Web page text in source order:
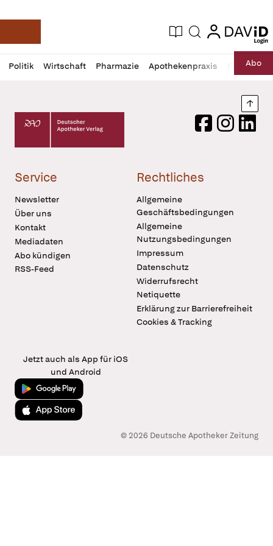
Deutsche Apotheker Zeitung
Aktuelle Ausgabe
Suche login
login
Politik Wirtschaft Pharmazie Apothekenpraxis RechtAbo
Profil
öffnen
Daz
Pur
Deutscher Apotheker Verlag Logo
FacebookInstagram
Service
Newsletter
Über uns
Kontakt
Mediadaten
Abo kündigen
RSS-Feed
Rechtliches
Allgemeine
Geschäftsbedingungen
Allgemeine
Nutzungsbedingungen
Impressum
Datenschutz
Widerrufsrecht
Netiquette
Erklärung zur Barrierefreiheit
Cookies & Tracking
Jetzt auch als App für iOS
und Android
Jetzt bei Google Play
Laden im App Store
© 2026 Deutsche Apotheker Zeitung